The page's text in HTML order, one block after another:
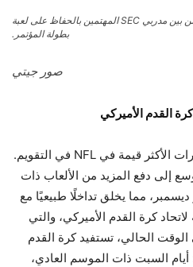
الكونت تكساس ستيف سركيسيان من بين مدربي SEC المهتمين بالحفاظ على لعبة
بطولة المؤتمر.
صور جيتي
القدم الأميركي
قد يتعارض توسع CFP مع العقارات الأكثر قيمة في NFL في التقويم.
إلى دفع المزيد من الألعاب ذات
مما يخلق تداخلًا طبيعيًا مع
كرة القدم الأميركي، والتي
الحالي، تستفيد كرة القدم
السبت ذات الموسم العادي،